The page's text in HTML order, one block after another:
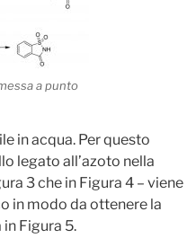
a punto
in acqua. Per questo
legato all’azoto nella
3 che in Figura 4 – viene
in modo da ottenere la
Figura 5.